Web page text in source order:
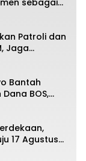
Aspirasi
Patroli dan
Jaga
Bantah
BOS,
Benar
17 Agustus